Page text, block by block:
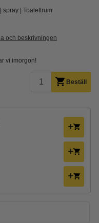
spray
Toalettrum
och beskrivningen
vi imorgon!
Beställ